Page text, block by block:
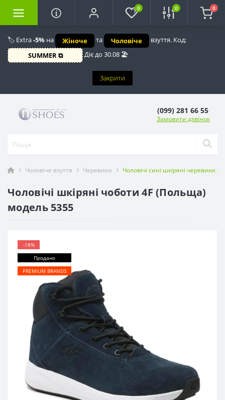
🏷️ Extra-5% на Жіноче та Чоловіче
взуття. Код:
SUMMER ⧉
Діє до 30.08 🏖️
Закрити
0 0 0
(099) 281 66 55
Замовити дзвінок
Чоловіче взуття Черевики Чоловічі сині шкіряні черевики
Чоловічі шкіряні чоботи 4F (Польща)
модель 5355
-18%
Продано
PREMIUM BRANDS